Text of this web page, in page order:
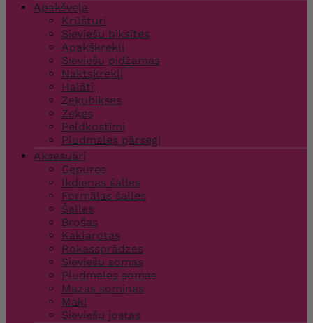
Apakšveļa
Krūšturi
Sieviešu biksītes
Apakškrekli
Sieviešu pidžamas
Naktskrekli
Halāti
Zeķubikses
Zeķes
Peldkostīmi
Pludmales pārsegi
Aksesuāri
Cepures
Ikdienas šalles
Formālas šalles
Šalles
Brošas
Kaklarotas
Rokassprādzes
Sieviešu somas
Pludmales somas
Mazas somiņas
Maki
Sieviešu jostas